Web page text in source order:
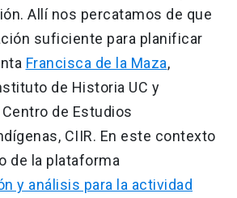
Allí nos percatamos de que
suficiente para planificar
Francisca de la Maza,
de Historia UC y
de Estudios
CIIR. En este contexto
de la plataforma
y análisis para la actividad